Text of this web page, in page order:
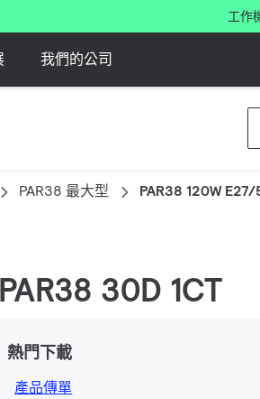
工作
我們的公司
PAR38 最大型 PAR38 120W
30D 1CT
熱門下載
產品傳單